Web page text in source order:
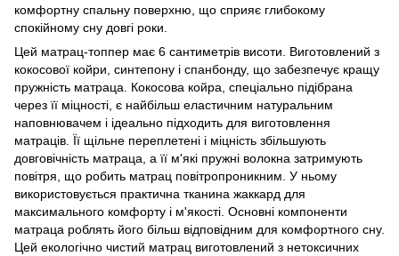
комфортну спальну поверхню, що сприяє глибокому
спокійному сну довгі роки.
Цей матрац-топпер має 6 сантиметрів висоти. Виготовлений з
кокосової койри, синтепону і спанбонду, що забезпечує кращу
пружність матраца. Кокосова койра, спеціально підібрана
через її міцності, є найбільш еластичним натуральним
наповнювачем і ідеально підходить для виготовлення
матраців. Її щільне переплетені і міцність збільшують
довговічність матраца, а її м'які пружні волокна затримують
повітря, що робить матрац повітропроникним. У ньому
використовується практична тканина жаккард для
максимального комфорту і м'якості. Основні компоненти
матраца роблять його більш відповідним для комфортного сну.
Цей екологічно чистий матрац виготовлений з нетоксичних